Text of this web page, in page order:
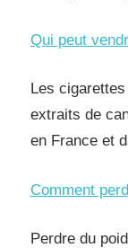
Qui peut
Les
extraits de
en France et
Comment
Perdre du